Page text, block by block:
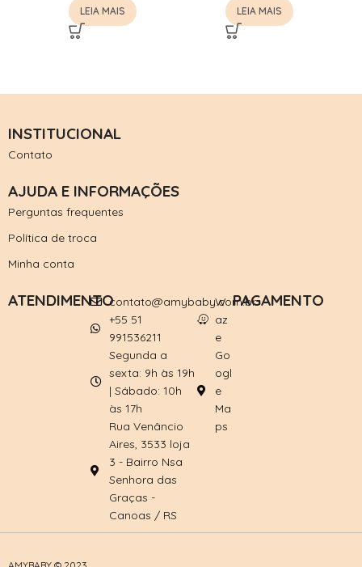
LEIA MAIS LEIA MAIS
INSTITUCIONAL
Contato
AJUDA E INFORMAÇÕES
Perguntas frequentes
Política de troca
Minha conta
ATENDIMENTOcontato@amybaby.com.br
+55 51
991536211
Segunda a
sexta: 9h às 19h
| Sábado: 10h
às 17h
Rua Venâncio
Aires, 3533 loja
3 - Bairro Nsa
Senhora das
Graças -
Canoas / RS
W
az
e
Go
ogl
e
Ma
ps
PAGAMENTO